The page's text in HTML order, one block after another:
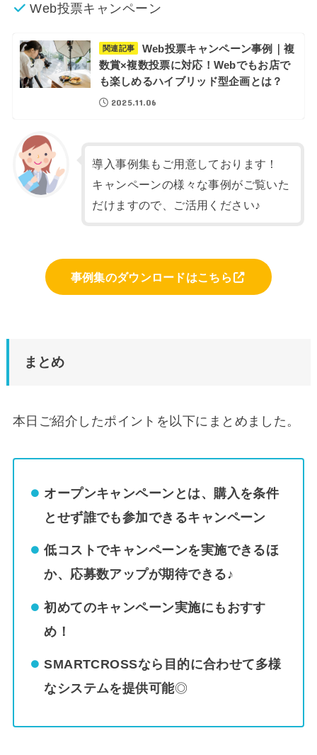
Web投票キャンペーン
関連記事
Web投票キャンペーン事例｜複
数賞×複数投票に対応！Webでもお店で
も楽しめるハイブリッド型企画とは？
2025.11.06
導入事例集もご用意しております！
キャンペーンの様々な事例がご覧いた
だけますので、ご活用ください♪
事例集のダウンロードはこちら
まとめ
本日ご紹介したポイントを以下にまとめました。
オープンキャンペーンとは、購入を条件
とせず誰でも参加できるキャンペーン
低コストでキャンペーンを実施できるほ
か、応募数アップが期待できる♪
初めてのキャンペーン実施にもおすす
め！
SMARTCROSSなら目的に合わせて多様
なシステムを提供可能◎